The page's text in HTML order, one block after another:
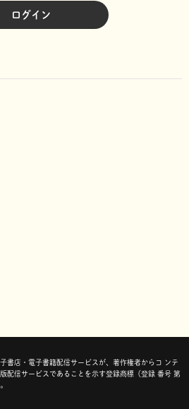
ログイン
書店・電子書籍配信サービスが、著作権者からコ ンテ
配信サービスであることを示す登録商標（登録 番号 第